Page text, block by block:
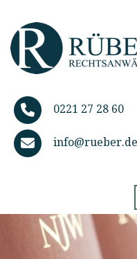
0221 27 28 60
info@rueber.de